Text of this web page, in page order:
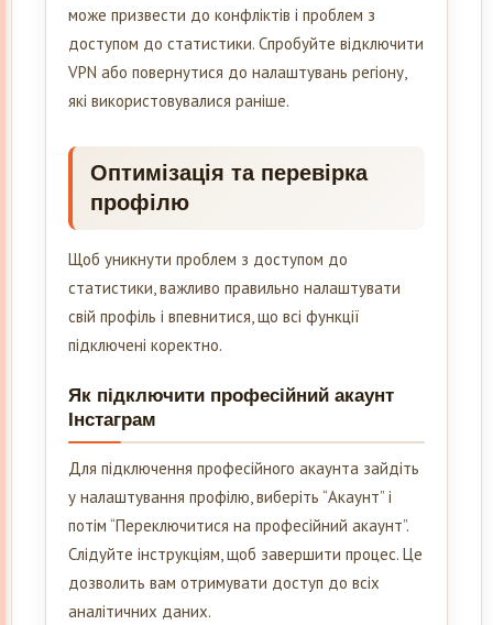
може призвести до конфліктів і проблем з
доступом до статистики. Спробуйте відключити
VPN або повернутися до налаштувань регіону,
які використовувалися раніше.
Оптимізація та перевірка
профілю
Щоб уникнути проблем з доступом до
статистики, важливо правильно налаштувати
свій профіль і впевнитися, що всі функції
підключені коректно.
Як підключити професійний акаунт
Інстаграм
Для підключення професійного акаунта зайдіть
у налаштування профілю, виберіть “Акаунт” і
потім “Переключитися на професійний акаунт”.
Слідуйте інструкціям, щоб завершити процес. Це
дозволить вам отримувати доступ до всіх
аналітичних даних.